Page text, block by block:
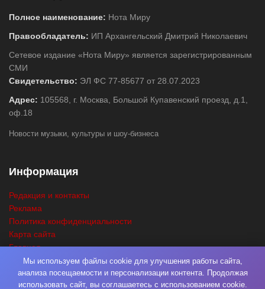
Полное наименование: Нота Миру
Правообладатель: ИП Архангельский Дмитрий Николаевич
Сетевое издание «Нота Миру» является зарегистрированным
СМИ
Свидетельство: ЭЛ ФС 77-85677 от 28.07.2023
Адрес: 105568, г. Москва, Большой Купавенский проезд, д.1,
оф.18
Новости музыки, культуры и шоу-бизнеса
Информация
Редакция и контакты
Реклама
Политика конфиденциальности
Карта сайта
Главная
ПоискМы используем файлы cookie для улучшения работы сайта,
анализа посещаемости и персонализации контента. Продолжая
использовать сайт, вы соглашаетесь с использованием cookie.